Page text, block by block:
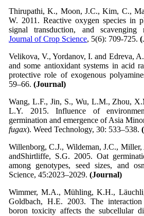
Thirupathi, K., Moon, J.C., Kim, C.,
W. 2011. Reactive oxygen species in
signal transduction, and scavenging
Journal of Crop Science, 5(6): 709-725.
Velikova, V., Yordanov, I. and Edreva,
and some antioxidant systems in acid
protective role of exogenous
59–66. (Journal)
Wang, L.F., Jin, S., Wu, L.M., Zhou,
L.Y. 2015. Influence of
germination and emergence of Asia
fugax). Weed Technology, 30: 533–538.
Willenborg, C.J., Wildeman, J.C.,
andShirtliffe, S.G. 2005. Oat
among genotypes, seed sizes, and
Science, 45:2023–2029. (Journal)
Wimmer, M.A., Mühling, K.H.,
Goldbach, H.E. 2003. The
boron toxicity affects the subcellular